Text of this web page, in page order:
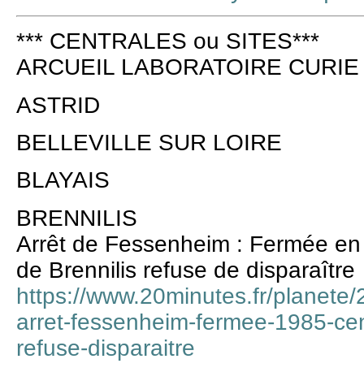
*** CENTRALES ou SITES***
ARCUEIL LABORATOIRE CURIE
ASTRID
BELLEVILLE SUR LOIRE
BLAYAIS
BRENNILIS
Arrêt de Fessenheim : Fermée
de Brennilis refuse de disparaître
https://www.20minutes.fr/
arret-fessenheim-fermee-1985-
refuse-disparaitre